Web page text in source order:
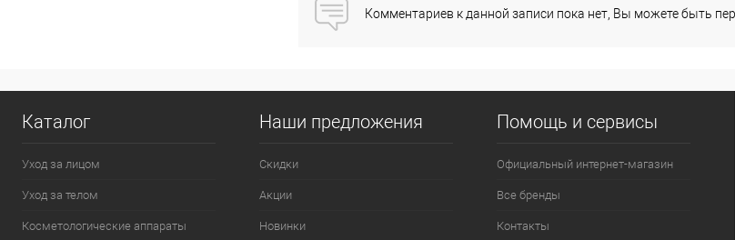
Комментариев к данной записи пока нет, Вы можете быть
Каталог
Уход за лицом
Уход за телом
Косметологические аппараты
Наши предложения
Скидки
Акции
Новинки
Помощь и сервисы
Официальный интернет-магазин
Все бренды
Контакты